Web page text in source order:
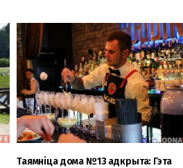
Таямніца дома №13 адкрыта: Гэта